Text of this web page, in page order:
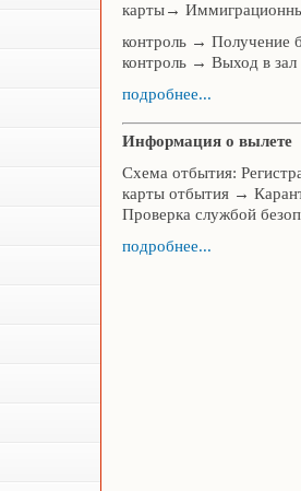
карты→
контроль →
контроль → Выход в
подробнее...
Информация о вылете
Схема отбытия:
карты отбытия →
Проверка службой
подробнее...